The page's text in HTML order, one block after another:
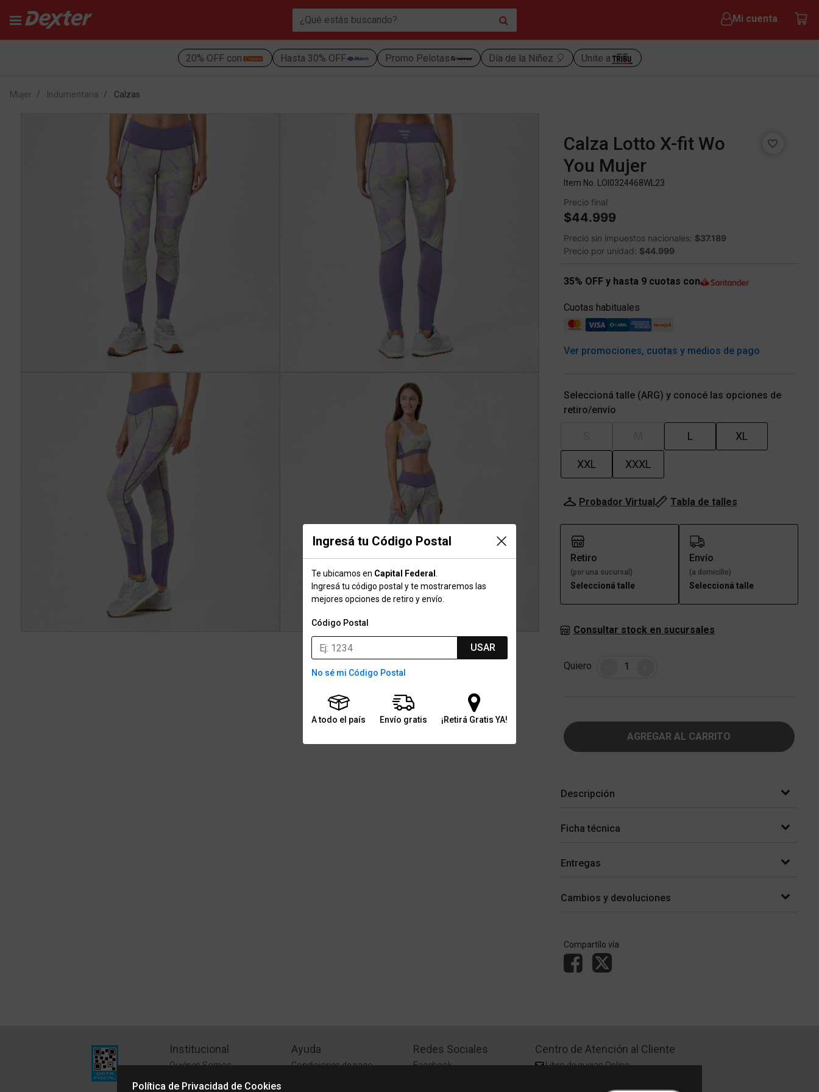
Mi cuenta
20% OFF con Hasta 30% OFF Promo Pelotas Día de la Niñez 🎈 Unite a
Ingresá tu Código Postal
Te ubicamos en Capital Federal
Ingresá tu código postal y te mostraremos las
mejores opciones de retiro y envío.
Código Postal
USAR
No sé mi Código Postal
A todo el país Envío gratis ¡Retirá Gratis YA!
Mujer Indumentaria Calzas
Calza Lotto X-fit Wo
You Mujer
Item No. LOI0324468WL23
Precio final
$44.999
Precio sin impuestos nacionales: $37.189
Precio por unidad: $44.999
35% OFF y hasta 9 cuotas con
Cuotas habituales
Ver promociones, cuotas y medios de pago
Seleccioná talle (ARG) y conocé las opciones de
retiro/envío
L XL
XXL XXXL
Probador Virtual Tabla de talles
Retiro
(por una sucursal)
Seleccioná talle
Envío
(a domicilio)
Seleccioná talle
Consultar stock en sucursales
Quiero Cantidad
AGREGAR AL CARRITO
Descripción
Ficha técnica
Entregas
Cambios y devoluciones
Compartílo vía
Institucional
Quiénes Somos
Políticas de Privacidad
Ayuda
Condiciones de pago
Redes Sociales
Facebook
Centro de Atención al Cliente
Libro de quejas Online
Política de Privacidad de Cookies